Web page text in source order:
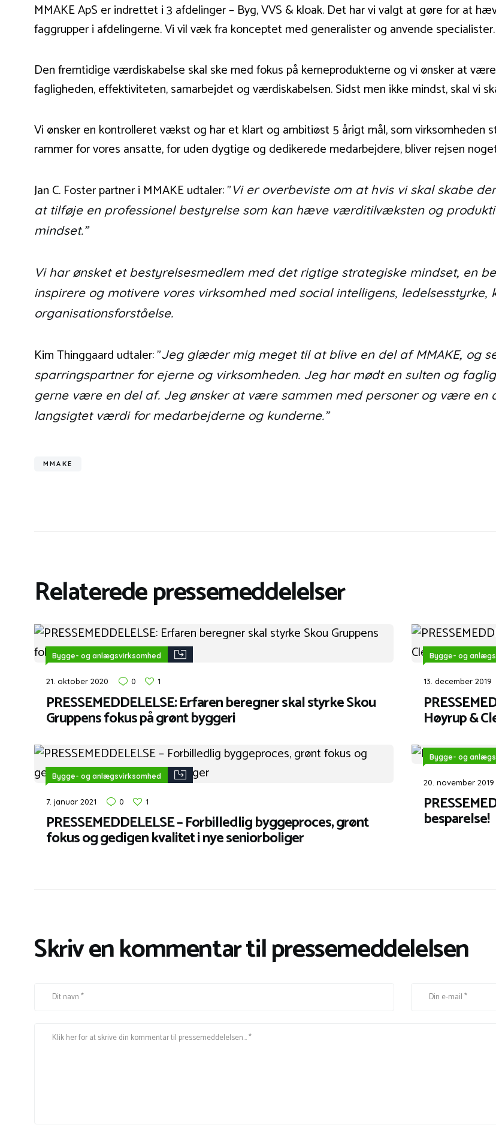
MMAKE ApS er indrettet i 3 afdelinger – Byg, VVS & kloak. Det har vi valgt at gøre for at
faggrupper i afdelingerne. Vi vil væk fra konceptet med generalister og anvende specialister.
Den fremtidige værdiskabelse skal ske med fokus på kerneprodukterne og vi ønsker at
fagligheden, effektiviteten, samarbejdet og værdiskabelsen. Sidst men ikke mindst, skal vi
Vi ønsker en kontrolleret vækst og har et klart og ambitiøst 5 årigt mål, som virksomheden
rammer for vores ansatte, for uden dygtige og dedikerede medarbejdere, bliver rejsen
Jan C. Foster partner i MMAKE udtaler: ” Vi er overbeviste om at hvis vi skal skabe
at tilføje en professionel bestyrelse som kan hæve værditilvæksten og
mindset.”
Vi har ønsket et bestyrelsesmedlem med det rigtige strategiske mindset, en
inspirere og motivere vores virksomhed med social intelligens,
organisationsforståelse.
Kim Thinggaard udtaler: ”Jeg glæder mig meget til at blive en del af MMAKE, og
sparringspartner for ejerne og virksomheden. Jeg har mødt en sulten og
gerne være en del af. Jeg ønsker at være sammen med personer og være en
langsigtet værdi for medarbejderne og kunderne.”
MMAKE
Relaterede pressemeddelelser
Bygge- og anlægsvirksomhed
21. oktober 2020 0 1
PRESSEMEDDELELSE: Erfaren beregner skal styrke Skou
Gruppens fokus på grønt byggeri
Bygge- og
13. december 2019
Høyrup &
Bygge- og anlægsvirksomhed
7. januar 2021 0 1
PRESSEMEDDELELSE – Forbilledlig byggeproces, grønt
fokus og gedigen kvalitet i nye seniorboliger
Bygge- og
20. november 2019
besparelse!
Skriv en kommentar til pressemeddelelsen